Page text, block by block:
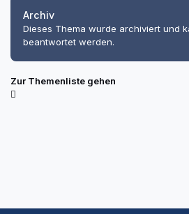
Archiv
Dieses Thema wurde archiviert und
beantwortet werden.
Zur Themenliste gehen